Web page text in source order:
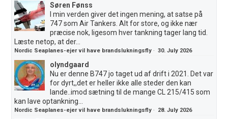
Søren Fønss
I min verden giver det ingen mening, at satse på
747 som Air Tankers. Alt for store, og ikke nær
præcise nok, ligesom hver tankning tager lang tid.
Læste netop, at der...
Nordic Seaplanes-ejer vil have brandslukningsfly ·30. July 2026
olyndgaard
Nu er denne B747 jo taget ud af drift i 2021. Det var
for dyrt,,det er heller ikke alle steder den kan
lande..imod sætning til de mange CL 215/415 som
kan lave optankning...
Nordic Seaplanes-ejer vil have brandslukningsfly · 28. July 2026